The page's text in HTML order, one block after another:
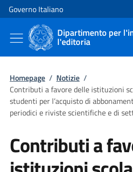
Vai al contenuto
Vai alla navigazione del sito
Governo Italiano
Dipartimento per
l'editoria
Homepage / Notizie /
Contributi a favore delle istituzioni
studenti per l’acquisto di
periodici e riviste scientifiche e di
Contributi a